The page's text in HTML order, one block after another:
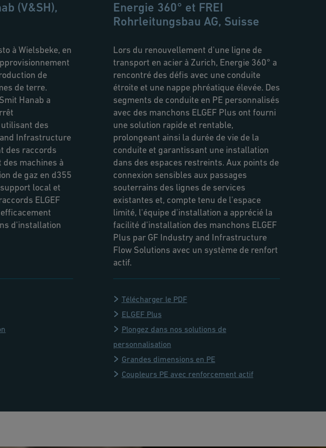
(V&SH),
à Wielsbeke, en
de
de terre.
Hanab a
des
Infrastructure
des raccords
des machines à
de gaz en d355
local et
ELGEF
d'installation
Energie 360° et FREI
Rohrleitungsbau AG, Suisse
Lors du renouvellement d'une ligne de
transport en acier à Zurich, Energie 360° a
rencontré des défis avec une conduite
étroite et une nappe phréatique élevée. Des
segments de conduite en PE personnalisés
avec des manchons ELGEF Plus ont fourni
une solution rapide et rentable,
prolongeant ainsi la durée de vie de la
conduite et garantissant une installation
dans des espaces restreints. Aux points de
connexion sensibles aux passages
souterrains des lignes de services
existantes et, compte tenu de l'espace
limité, l'équipe d'installation a apprécié la
facilité d'installation des manchons ELGEF
Plus par GF Industry and Infrastructure
Flow Solutions avec un système de renfort
actif.
Télécharger le PDF
ELGEF Plus
Plongez dans nos solutions de
personnalisation
Grandes dimensions en PE
Coupleurs PE avec renforcement actif